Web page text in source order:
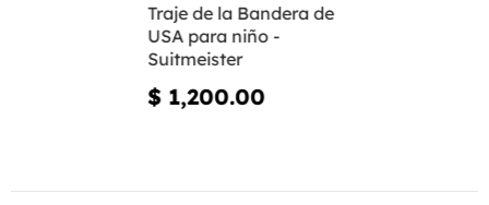
Traje de la Bandera de
USA para niño -
Suitmeister
$ 1,200.00